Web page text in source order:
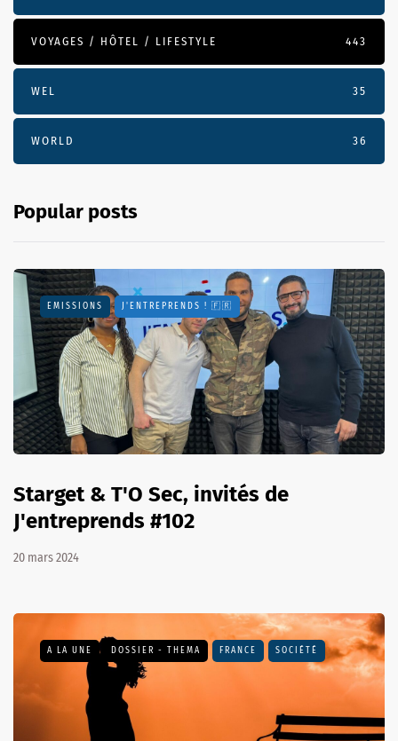
VOYAGES / HÔTEL / LIFESTYLE 443
WEL 35
WORLD 36
Popular posts
EMISSIONS J'ENTREPRENDS ! 🇫🇷
Starget & T'O Sec, invités de
J'entreprends #102
20 mars 2024
A LA UNE DOSSIER - THEMA FRANCE SOCIÉTÉ